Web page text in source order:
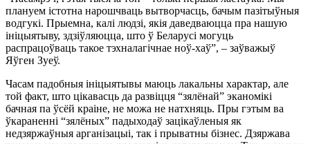
плануем істотна нарошчваць вытворчасць, бачым пазітыўныя
водгукі. Прыемна, калі людзі, якія даведваюцца пра нашую
ініцыятыву, здзіўляюцца, што ў Беларусі могуць
распрацоўваць такое тэхналагічнае ноў-хаў”, – заўважыў
Яўген Зуеў.
Часам падобныя ініцыятывы маюць лакальны характар, але
той факт, што цікавасць да развіцця “зялёнай” эканомікі
бачная па ўсёй краіне, не можа не натхняць. Пры гэтым ва
ўкараненні “зялёных” падыходаў зацікаўленыя як
недзяржаўныя арганізацыі, так і прыватны бізнес. Дзяржава